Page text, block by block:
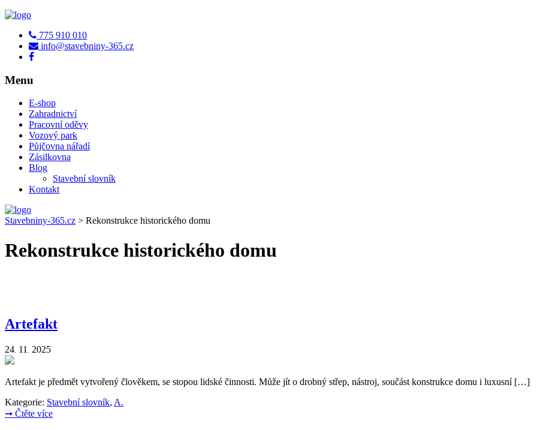
775 910 010
info@stavebniny-365.cz
Menu
E-shop
Zahradnictví
Pracovní oděvy
Vozový park
Půjčovna nářadí
Zásilkovna
Blog
Stavební slovník
Kontakt
Stavebniny-365.cz > Rekonstrukce historického domu
Rekonstrukce historického domu
Artefakt
24. 11 . 2025
Artefakt je předmět vytvořený člověkem, se stopou lidské činnosti. Může jít o drobný střep, nástroj, součást konstrukce domu i luxusní […]
Kategorie: Stavební slovník, A.
➞ Čtěte více